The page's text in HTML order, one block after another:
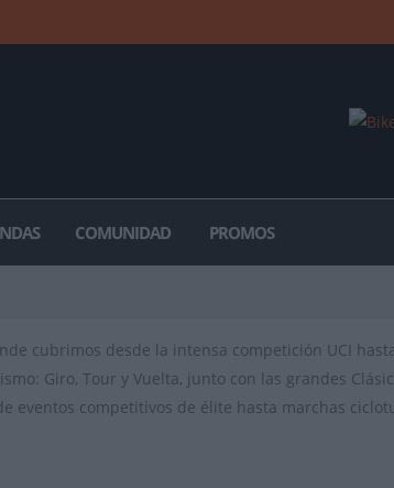
COMUNIDAD PROMOS
cubrimos desde la intensa competición UCI
Giro, Tour y Vuelta, junto con las grandes
eventos competitivos de élite hasta marchas